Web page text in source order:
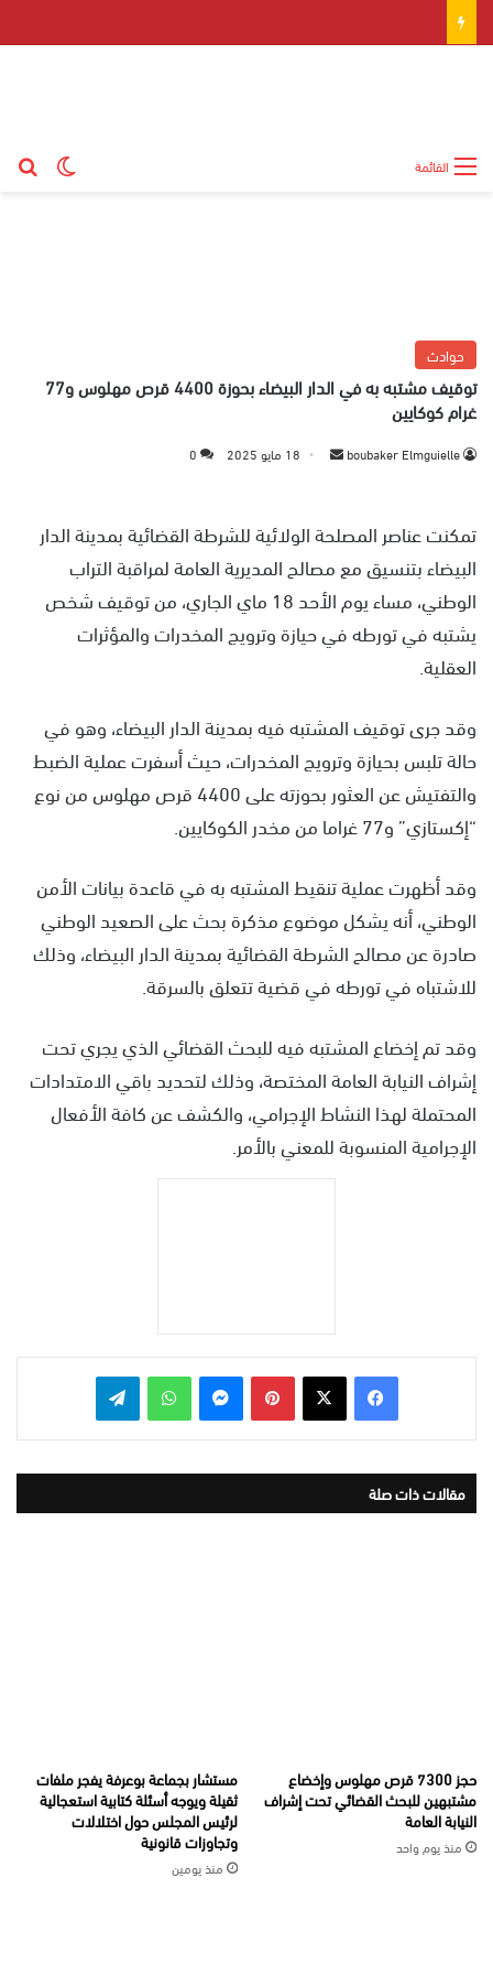
القائمة
حوادث
توقيف مشتبه به في الدار البيضاء بحوزة 4400 قرص مهلوس و77
غرام كوكايين
boubaker Elmguielle
ل
ي
د
ت
و
ا
18 مايو 2025 0
تمكنت عناصر المصلحة الولائية للشرطة القضائية بمدينة الدار
البيضاء بتنسيق مع مصالح المديرية العامة لمراقبة التراب
الوطني، مساء يوم الأحد 18 ماي الجاري، من توقيف شخص
يشتبه في تورطه في حيازة وترويج المخدرات والمؤثرات
العقلية.
وقد جرى توقيف المشتبه فيه بمدينة الدار البيضاء، وهو في
حالة تلبس بحيازة وترويج المخدرات، حيث أسفرت عملية الضبط
والتفتيش عن العثور بحوزته على 4400 قرص مهلوس من نوع
“إكستازي” و77 غراما من مخدر الكوكايين.
وقد أظهرت عملية تنقيط المشتبه به في قاعدة بيانات الأمن
الوطني، أنه يشكل موضوع مذكرة بحث على الصعيد الوطني
صادرة عن مصالح الشرطة القضائية بمدينة الدار البيضاء، وذلك
للاشتباه في تورطه في قضية تتعلق بالسرقة.
وقد تم إخضاع المشتبه فيه للبحث القضائي الذي يجري تحت
إشراف النيابة العامة المختصة، وذلك لتحديد باقي الامتدادات
المحتملة لهذا النشاط الإجرامي، والكشف عن كافة الأفعال
الإجرامية المنسوبة للمعني بالأمر.
بينتيريست واتساب
مقالات ذات صلة
حجز 7300 قرص مهلوس وإخضاع
مشتبهين للبحث القضائي تحت إشراف
النيابة العامة
منذ يوم واحد
مستشار بجماعة بوعرفة يفجر ملفات
ثقيلة ويوجه أسئلة كتابية استعجالية
لرئيس المجلس حول اختلالات
وتجاوزات قانونية
منذ يومين